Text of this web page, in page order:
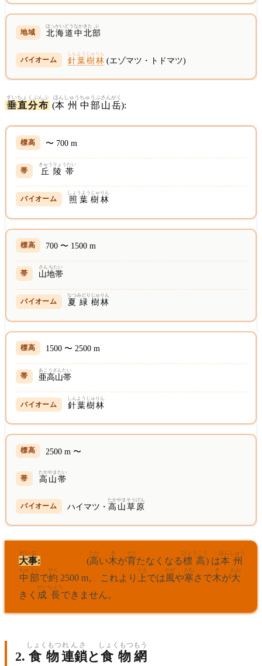
北海道
ほっかいどう
中北
なかきた
部
ぶ
針葉樹林
しんようじゅりん
(エゾマツ・トドマツ)
垂直分布
すいちょくぶんぷ
(本州
ほんしゅう
中部
ちゅうぶ
山岳
さんがく
):
〜 700 m
丘陵帯
きゅうりょうたい
照葉樹
しょうようじゅ
林
りん
700 〜 1500 m
山地帯
さんちたい
夏
なつ
緑
みどり
樹林
じゅりん
1500 〜 2500 m
亜高山帯
あこうざんたい
針葉樹
しんようじゅ
林
りん
2500 m 〜
高山帯
たかやまたい
ハイマツ・高山
たかやま
草原
そうげん
大事
だいじ
: (高
たか
い木
き
が育
そだ
たなくなる標高
ひょうこう
) は本州
ほんしゅう
中部
ちゅうぶ
で約
やく
2500 m。 これより 上
うえ
では風
かぜ
や寒
さむ
さで木
き
が大
おお
きく 成
せい
長
ちょう
できません。
2. 食物
しょくもつ
連鎖
れんさ
と食物
しょくもつ
網
もう